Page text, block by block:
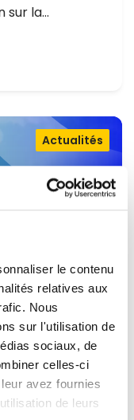
le contenu
relatives aux
Nous
sur l'utilisation de
sociaux, de
celles-ci
avez fournies
de leurs
sur la…
LA
Actualités
à accélérer la